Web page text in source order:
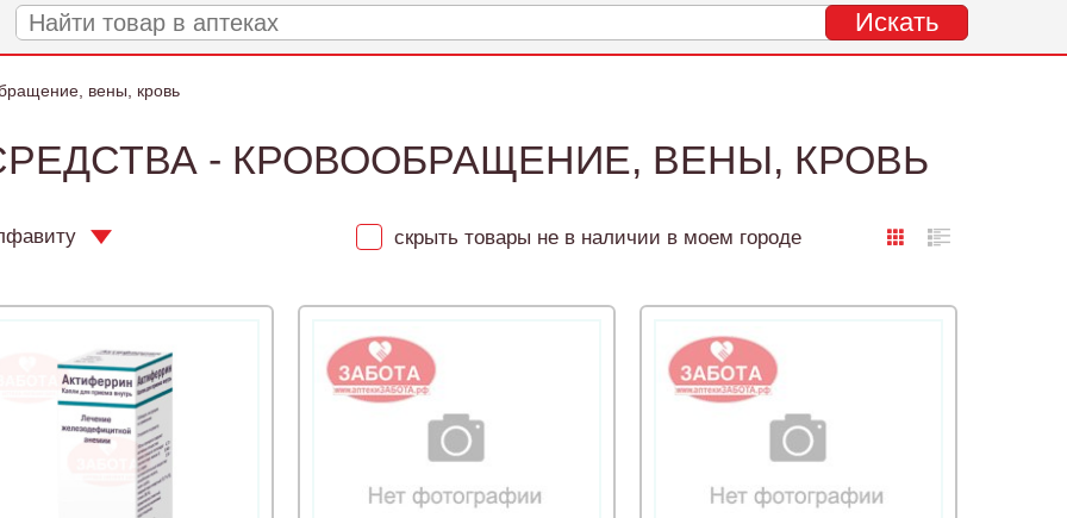
вены, кровь
- КРОВООБРАЩЕНИЕ, ВЕНЫ, КРОВЬ
скрыть товары не в наличии в моем городе